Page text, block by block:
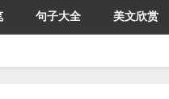
句子大全 美文欣赏